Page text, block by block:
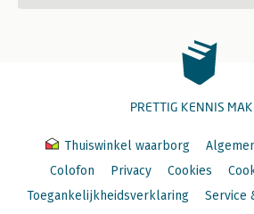
PRETTIG KENNIS
Thuiswinkel waarborg
Colofon
Privacy Cookies
Toegankelijkheidsverklaring
Service